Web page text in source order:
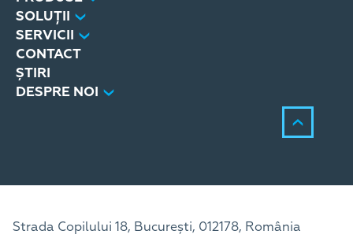
SOLUȚII
SERVICII
CONTACT
ȘTIRI
DESPRE NOI
Strada Copilului 18, București, 012178, România